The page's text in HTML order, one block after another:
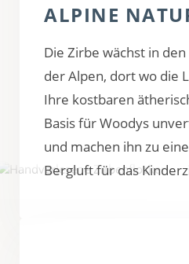
ALPINE
Die Zirbe wächst in
der Alpen, dort wo die
Ihre kostbaren
Basis für Woodys
und machen ihn zu
Bergluft für das